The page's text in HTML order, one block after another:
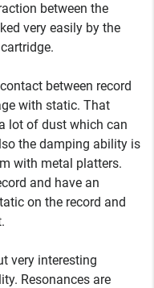
between the
very easily by the
between record
with static. That
lot of dust which can
the damping ability is
with metal platters.
and have an
on the record and
very interesting
Resonances are